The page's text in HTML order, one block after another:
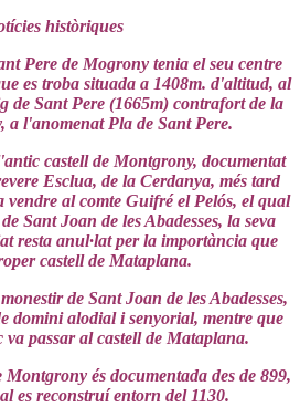
històriques
Pere de Mogrony tenia el seu centre
es troba situada a 1408m. d'altitud, al
de Sant Pere (1665m) contrafort de la
a l'anomenat Pla de Sant Pere.
castell de Montgrony, documentat
Esclua, de la Cerdanya, més tard
al comte Guifré el Pelós, el qual
Sant Joan de les Abadesses, la seva
resta anul·lat per la importància que
castell de Mataplana.
de Sant Joan de les Abadesses,
domini alodial i senyorial, mentre que
passar al castell de Mataplana.
Montgrony és documentada des de 899,
es reconstruí entorn del 1130.